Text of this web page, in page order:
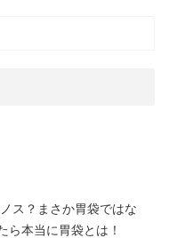
ス？まさか胃袋ではな
本当に胃袋とは！